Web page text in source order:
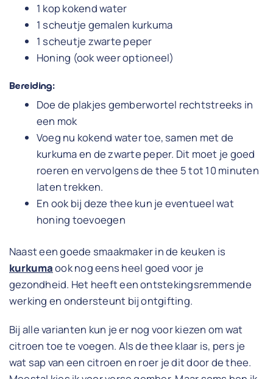
1 kop kokend water
1 scheutje gemalen kurkuma
1 scheutje zwarte peper
Honing (ook weer optioneel)
Bereiding:
Doe de plakjes gemberwortel rechtstreeks in
een mok
Voeg nu kokend water toe, samen met de
kurkuma en de zwarte peper. Dit moet je goed
roeren en vervolgens de thee 5 tot 10 minuten
laten trekken.
En ook bij deze thee kun je eventueel wat
honing toevoegen
Naast een goede smaakmaker in de keuken is
kurkumaook nog eens heel goed voor je
gezondheid. Het heeft een ontstekingsremmende
werking en ondersteunt bij ontgifting.
Bij alle varianten kun je er nog voor kiezen om wat
citroen toe te voegen. Als de thee klaar is, pers je
wat sap van een citroen en roer je dit door de thee.